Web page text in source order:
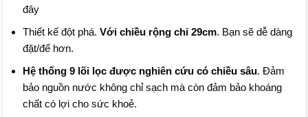
đây
Thiết kế đột phá.Với chiều rộng chỉ 29cm. Bạn sẽ dễ dàng
đặt/để hơn.
Hệ thống 9 lõi lọc được nghiên cứu có chiều sâu. Đảm
bảo nguồn nước không chỉ sạch mà còn đảm bảo khoáng
chất có lợi cho sức khoẻ.